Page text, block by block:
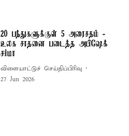
20 பந்துகளுக்குள் 5 அரைசதம் -
உலக சாதனை படைத்த அபிஷேக்
சர்மா
விளையாட்டுச் செய்திப்பிரிவு
27 Jun 2026